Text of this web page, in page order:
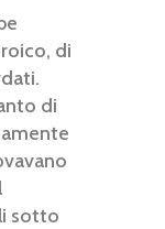
СМАК )
di
di
sotto